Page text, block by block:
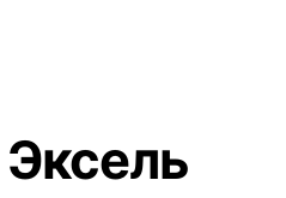
Эксель